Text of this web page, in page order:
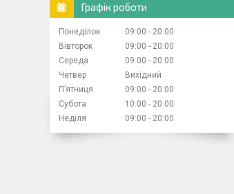
Графік роботи
Понеділок 09:00
20:00
Вівторок
09:00
20:00
Середа
09:00
20:00
Четвер
Вихідний
Пʼятниця
09:00
20:00
Субота
10:00
20:00
Неділя
09:00 20:00